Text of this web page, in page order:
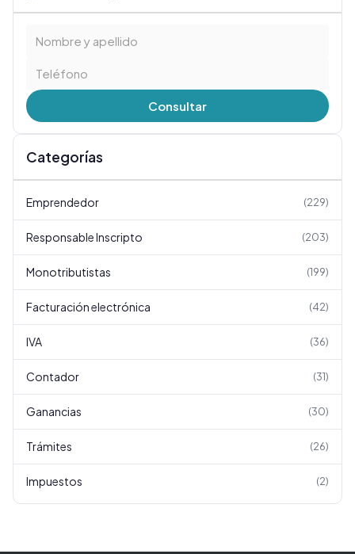
Consultar
Categorías
Emprendedor (229)
Responsable Inscripto (203)
Monotributistas (199)
Facturación electrónica (42)
IVA (36)
Contador (31)
Ganancias (30)
Trámites (26)
Impuestos (2)